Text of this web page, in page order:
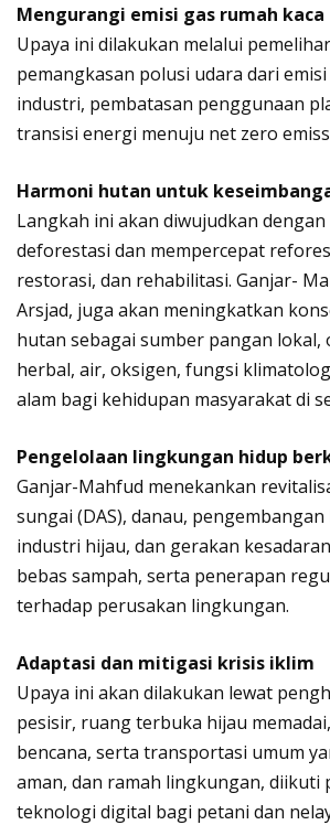
Mengurangi emisi gas rumah kaca
Upaya ini dilakukan melalui
pemangkasan polusi udara dari
industri, pembatasan penggunaan
transisi energi menuju net zero
Harmoni hutan untuk
Langkah ini akan diwujudkan
deforestasi dan mempercepat
restorasi, dan rehabilitasi. Ganjar-
Arsjad, juga akan meningkatkan
hutan sebagai sumber pangan lokal,
herbal, air, oksigen, fungsi
alam bagi kehidupan masyarakat di
Pengelolaan lingkungan hidup
Ganjar-Mahfud menekankan
sungai (DAS), danau,
industri hijau, dan gerakan
bebas sampah, serta penerapan
terhadap perusakan lingkungan.
Adaptasi dan mitigasi krisis iklim
Upaya ini akan dilakukan lewat
pesisir, ruang terbuka hijau
bencana, serta transportasi umum
aman, dan ramah lingkungan, diikuti
teknologi digital bagi petani dan